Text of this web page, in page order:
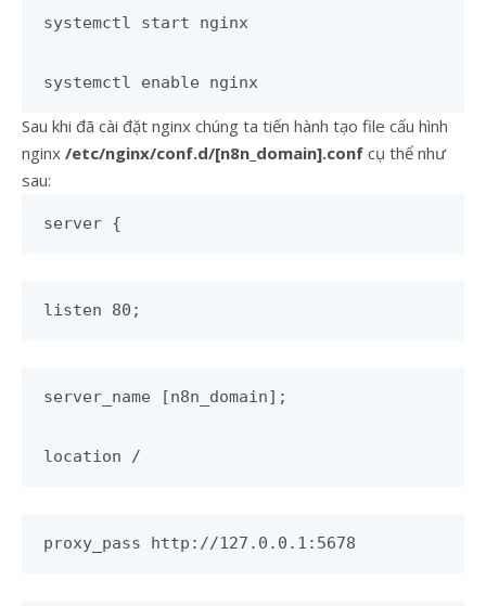
systemctl start nginx
systemctl enable nginx
Sau khi đã cài đặt nginx chúng ta tiến hành tạo file cấu hình
nginx /etc/nginx/conf.d/[n8n_domain].conf cụ thể như
sau:
server {
listen 80;
server_name [n8n_domain];
location /
proxy_pass http://127.0.0.1:5678